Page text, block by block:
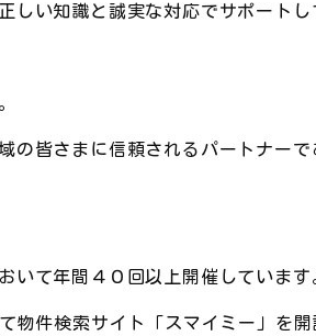
い知識と誠実な対応でサポートし
皆さまに信頼されるパートナーで
て年間４０回以上開催しています
物件検索サイト「スマイミー」を